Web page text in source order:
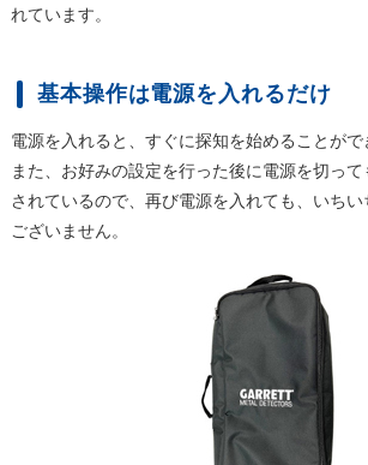
れています。
基本操作は電源を入れるだけ
電源を入れると、すぐに探知を始めることがで
また、お好みの設定を行った後に電源を切っ
されているので、再び電源を入れても、いち
ございません。